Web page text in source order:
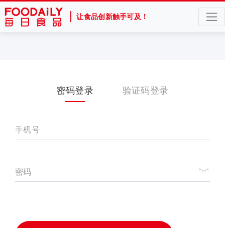
让食品创新触手可及！
密码登录 验证码登录
手机号
密码